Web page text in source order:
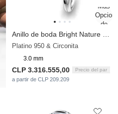
Platino 950 & Circonita
3.0 mm
CLP 3.316.555,00 Precio del par
a partir de CLP 209.209